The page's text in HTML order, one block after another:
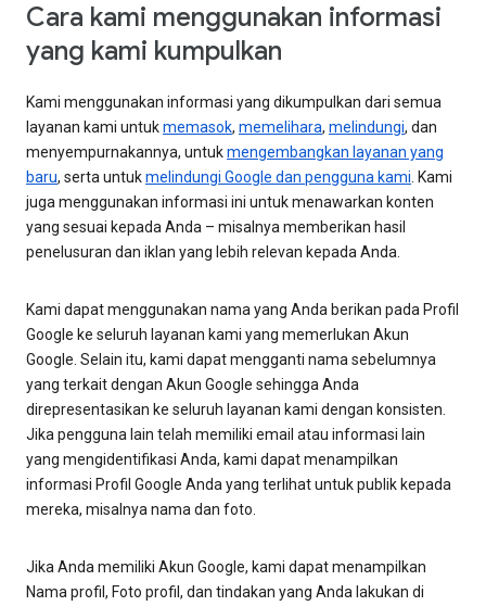
Cara kami menggunakan informasi
yang kami kumpulkan
Kami menggunakan informasi yang dikumpulkan dari semua
layanan kami untukmemasok, memelihara, melindungi, dan
menyempurnakannya, untukmengembangkan layanan yang
baru, serta untukmelindungi Google dan pengguna kami. Kami
juga menggunakan informasi ini untuk menawarkan konten
yang sesuai kepada Anda – misalnya memberikan hasil
penelusuran dan iklan yang lebih relevan kepada Anda.
Kami dapat menggunakan nama yang Anda berikan pada Profil
Google ke seluruh layanan kami yang memerlukan Akun
Google. Selain itu, kami dapat mengganti nama sebelumnya
yang terkait dengan Akun Google sehingga Anda
direpresentasikan ke seluruh layanan kami dengan konsisten.
Jika pengguna lain telah memiliki email atau informasi lain
yang mengidentifikasi Anda, kami dapat menampilkan
informasi Profil Google Anda yang terlihat untuk publik kepada
mereka, misalnya nama dan foto.
Jika Anda memiliki Akun Google, kami dapat menampilkan
Nama profil, Foto profil, dan tindakan yang Anda lakukan di